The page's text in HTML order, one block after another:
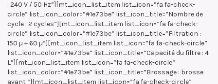
: 240 V / 50 Hz”][mt_icon_list_item list_icon=”fa fa-check-
circle” list_icon_color=”#1e73be” list_icon_title=”Nombre de
cycle : 2 cycles”][mt_icon_list_item list_icon=”fa fa-check-
circle” list_icon_color=”#1e73be” list_icon_title=”Filtration :
150 µ + 60 µ”][mt_icon_list_item list_icon=”fa fa-check-circle”
list_icon_color=”#1e73be” list_icon_title=”Capacité du filtre : 4
L”][mt_icon_list_item list_icon=”fa fa-check-circle”
list_icon_color=”#1e73be” list_icon_title=”Brossage : brosse
avant “][mt_icon_list_item list_icon=”fa fa-check-circle”